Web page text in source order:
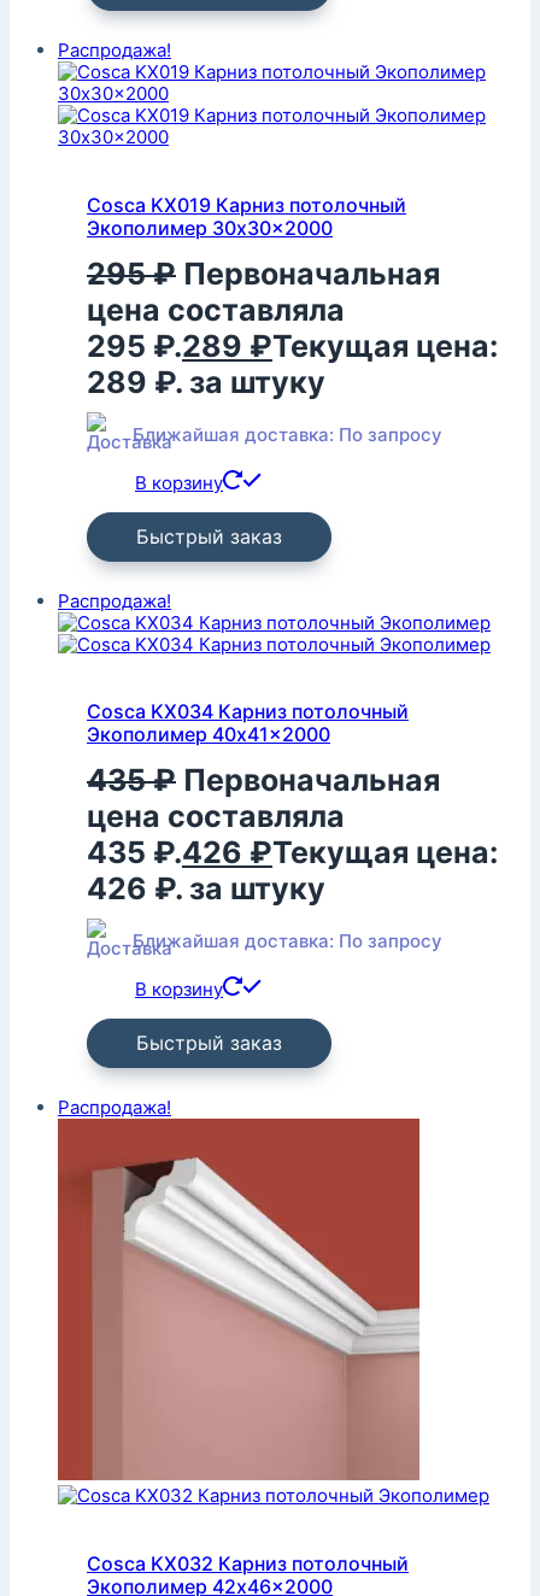
Распродажа!
Cosca KX019 Карниз потолочный
Экополимер 30x30x2000
295₽ Первоначальная
цена составляла
295 ₽.289 ₽Текущая цена:
289 ₽. за штуку
Ближайшая доставка: По запросу
В корзину
Быстрый заказ
Распродажа!
Cosca KX034 Карниз потолочный
Экополимер 40x41x2000
435₽ Первоначальная
цена составляла
435 ₽.426 ₽Текущая цена:
426 ₽. за штуку
Ближайшая доставка: По запросу
В корзину
Быстрый заказ
Распродажа!
Cosca KX032 Карниз потолочный
Экополимер 42x46x2000